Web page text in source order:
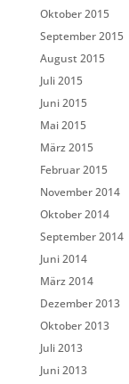
Oktober 2015
September 2015
August 2015
Juli 2015
Juni 2015
Mai 2015
März 2015
Februar 2015
November 2014
Oktober 2014
September 2014
Juni 2014
März 2014
Dezember 2013
Oktober 2013
Juli 2013
Juni 2013